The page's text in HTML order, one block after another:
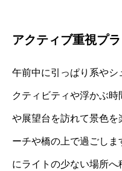
アクティブ重視プ
午前中に引っぱり系や
クティビティや浮かぶ
や展望台を訪れて景色
ーチや橋の上で過ごし
にライトの少ない場所へ